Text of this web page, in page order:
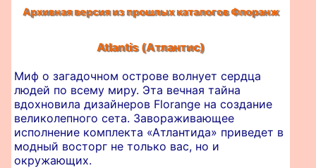
Архивная версия из прошлых каталогов Флоранж
Atlantis (Атлантис)
Миф о загадочном острове волнует сердца
людей по всему миру. Эта вечная тайна
вдохновила дизайнеров Florange на создание
великолепного сета. Завораживающее
исполнение комплекта «Атлантида» приведет в
модный восторг не только вас, но и
окружающих.